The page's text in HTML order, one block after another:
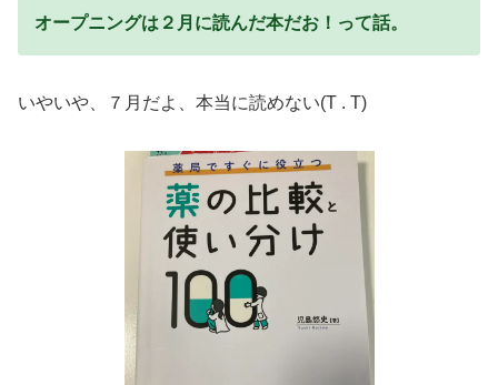
オープニングは２月に読んだ本だお！って話。
いやいや、７月だよ、本当に読めない(T . T)